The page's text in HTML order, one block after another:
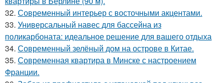
32. Современный интерьер с восточными акцентами.
33. Универсальный навес для бассейна из
поликарбоната: идеальное решение для вашего отдыха
34. Современный зелёный дом на острове в Китае.
35. Современная квартира в Минске с настроением
Франции.